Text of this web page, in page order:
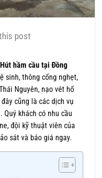
post
Hút hầm cầu tại Đồng
sinh, thông cống nghẹt,
Nguyên, nạo vét hố
cũng là các dịch vụ
khách có nhu cầu
đội kỹ thuật viên của
sát và báo giá ngay.